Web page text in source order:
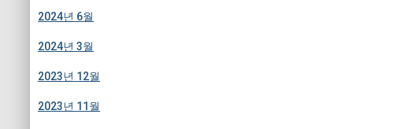
2024년 6월
2024년 3월
2023년 12월
2023년 11월